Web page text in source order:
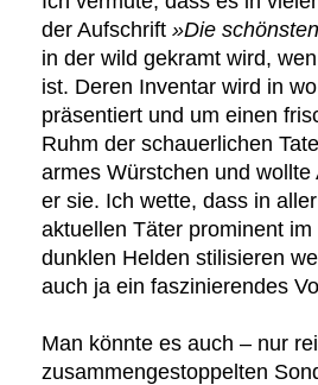
der Aufschrift »Die
in der wild gekramt wird,
ist. Deren Inventar wird in
präsentiert und um einen
Ruhm der schauerlichen
armes Würstchen und
er sie. Ich wette, dass in
aktuellen Täter prominent
dunklen Helden stilisieren
auch ja ein faszinierendes
Man könnte es auch – nur
zusammengestoppelten